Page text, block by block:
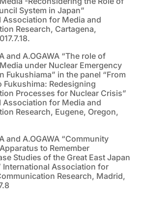
System in Japan”
Association for Media and
Research, Cartagena,
.
and A.OGAWA “The role of
under Nuclear Emergency
Fukushiama” in the panel “From
Fukushima: Redesigning
Processes for Nuclear Crisis”
Association for Media and
Research, Eugene, Oregon,
and A.OGAWA “Community
to Remember
Studies of the Great East Japan
International Association for
Research, Madrid,